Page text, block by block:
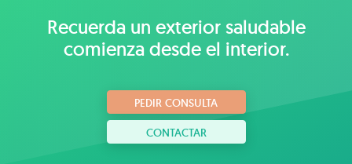
Recuerda un exterior saludable
comienza desde el interior.
PEDIR CONSULTA
CONTACTAR